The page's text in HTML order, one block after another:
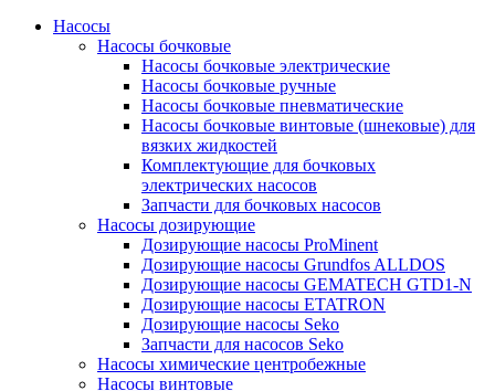
Насосы
Насосы бочковые
Насосы бочковые электрические
Насосы бочковые ручные
Насосы бочковые пневматические
Насосы бочковые винтовые (шнековые) для
вязких жидкостей
Комплектующие для бочковых
электрических насосов
Запчасти для бочковых насосов
Насосы дозирующие
Дозирующие насосы ProMinent
Дозирующие насосы Grundfos ALLDOS
Дозирующие насосы GEMATECH GTD1-N
Дозирующие насосы ETATRON
Дозирующие насосы Seko
Запчасти для насосов Seko
Насосы химические центробежные
Насосы винтовые